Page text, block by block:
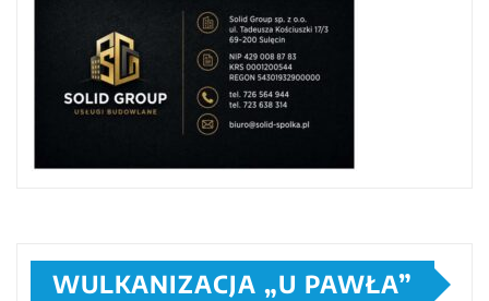
WULKANIZACJA „U PAWŁA”